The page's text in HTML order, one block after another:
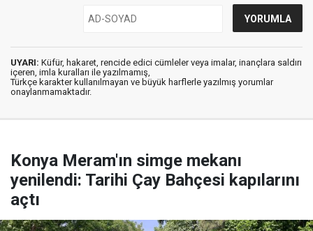
UYARI: Küfür, hakaret, rencide edici cümleler veya imalar, inançlara saldırı
içeren, imla kuralları ile yazılmamış,
Türkçe karakter kullanılmayan ve büyük harflerle yazılmış yorumlar
onaylanmamaktadır.
Konya Meram'ın simge mekanı
yenilendi: Tarihi Çay Bahçesi kapılarını
açtı